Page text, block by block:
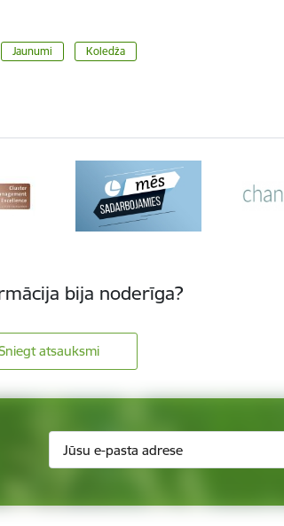
Jaunumi Koledža
bija noderīga?
atsauksmi